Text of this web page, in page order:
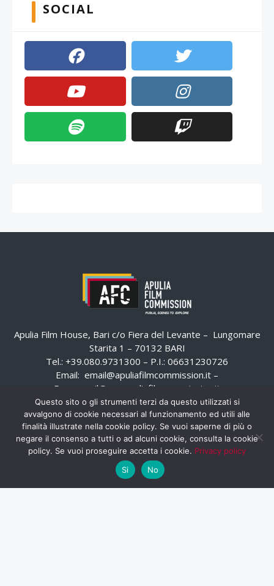
SOCIAL
Apulia Film House, Bari c/o Fiera del Levante – Lungomare
Starita 1 – 70132 BARI
Tel.: +39.080.9731300 – P.I.: 06631230726
Email: email@apuliafilmcommission.it –
Pec:
email@pec.apuliafilmcommission.it
Questo sito o gli strumenti terzi da questo utilizzati si
avvalgono di cookie necessari al funzionamento ed utili alle
finalità illustrate nella cookie policy. Se vuoi saperne di più o
negare il consenso a tutti o ad alcuni cookie, consulta la cookie
policy. Se vuoi proseguire accetta i cookie. Privacy policy
Si
No